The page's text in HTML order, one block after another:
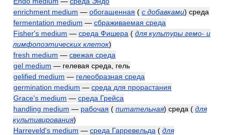
enrichment medium — обогащенная ( с добавками) среда
fermentation medium — сбраживаемая среда
Fisher's medium — среда Фишера ( для культуры гемо- и
лимфопоэтических клеток)
fresh medium — свежая среда
gel medium — гелевая среда, гель
gelified medium — гелеобразная среда
germination medium — среда для прорастания
Grace's medium — среда Грейса
handling medium — рабочая ( питательная) среда ( для
культивирования)
Harreveld's medium — среда Гарревельда ( для